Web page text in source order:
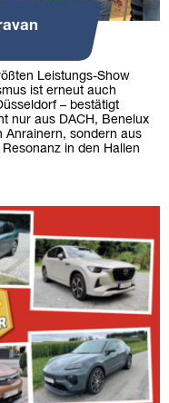
Leistungs-Show
ist erneut auch
– bestätigt
nur aus DACH, Benelux
Anrainern, sondern aus
in den Hallen